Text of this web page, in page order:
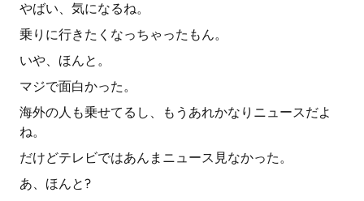
やばい、気になるね。
乗りに行きたくなっちゃったもん。
いや、ほんと。
マジで面白かった。
海外の人も乗せてるし、もうあれかなりニュースだよ
ね。
だけどテレビではあんまニュース見なかった。
あ、ほんと?